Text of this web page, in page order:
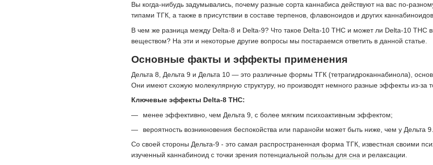
Вы когда-нибудь задумывались, почему разные сорта каннабиса действуют на вас по-
типами ТГК, а также в присутствии в составе терпенов, флавоноидов и других
В чем же разница между Delta-8 и Delta-9? Что такое Delta-10 THC и может ли Delta-10 THC
веществом? На эти и некоторые другие вопросы мы постараемся ответить в данной статье.
Основные факты и эффекты применения
Дельта 8, Дельта 9 и Дельта 10 — это различные формы ТГК (тетрагидроканнабинола),
Они имеют схожую молекулярную структуру, но производят немного разные эффекты из-за
Ключевые эффекты Delta-8 THC:
менее эффективно, чем Дельта 9, с более мягким психоактивным эффектом;
вероятность возникновения беспокойства или паранойи может быть ниже, чем у Дельта 9.
Со своей стороны Дельта-9 - это самая распространенная форма ТГК, известная своими
изученный каннабиноид с точки зрения потенциальной пользы для сна и релаксации.